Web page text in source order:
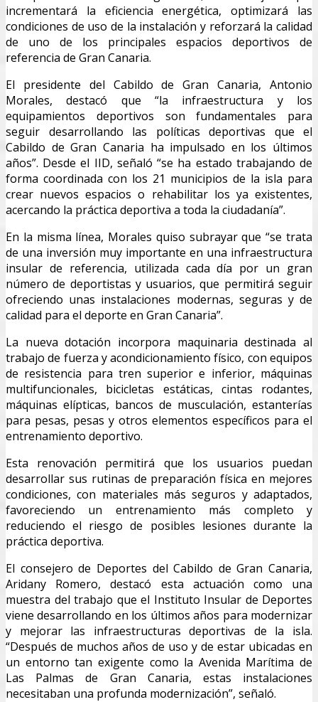
incrementará la eficiencia energética, optimizará las
condiciones de uso de la instalación y reforzará la calidad
de uno de los principales espacios deportivos de
referencia de Gran Canaria.
El presidente del Cabildo de Gran Canaria, Antonio
Morales, destacó que “la infraestructura y los
equipamientos deportivos son fundamentales para
seguir desarrollando las políticas deportivas que el
Cabildo de Gran Canaria ha impulsado en los últimos
años”. Desde el IID, señaló “se ha estado trabajando de
forma coordinada con los 21 municipios de la isla para
crear nuevos espacios o rehabilitar los ya existentes,
acercando la práctica deportiva a toda la ciudadanía”.
En la misma línea, Morales quiso subrayar que “se trata
de una inversión muy importante en una infraestructura
insular de referencia, utilizada cada día por un gran
número de deportistas y usuarios, que permitirá seguir
ofreciendo unas instalaciones modernas, seguras y de
calidad para el deporte en Gran Canaria”.
La nueva dotación incorpora maquinaria destinada al
trabajo de fuerza y acondicionamiento físico, con equipos
de resistencia para tren superior e inferior, máquinas
multifuncionales, bicicletas estáticas, cintas rodantes,
máquinas elípticas, bancos de musculación, estanterías
para pesas, pesas y otros elementos específicos para el
entrenamiento deportivo.
Esta renovación permitirá que los usuarios puedan
desarrollar sus rutinas de preparación física en mejores
condiciones, con materiales más seguros y adaptados,
favoreciendo un entrenamiento más completo y
reduciendo el riesgo de posibles lesiones durante la
práctica deportiva.
El consejero de Deportes del Cabildo de Gran Canaria,
Aridany Romero, destacó esta actuación como una
muestra del trabajo que el Instituto Insular de Deportes
viene desarrollando en los últimos años para modernizar
y mejorar las infraestructuras deportivas de la isla.
“Después de muchos años de uso y de estar ubicadas en
un entorno tan exigente como la Avenida Marítima de
Las Palmas de Gran Canaria, estas instalaciones
necesitaban una profunda modernización”, señaló.